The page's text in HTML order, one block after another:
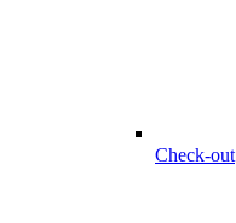
Check-out